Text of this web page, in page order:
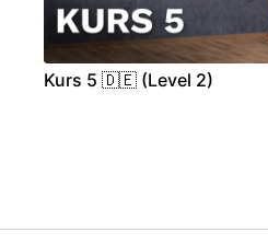
Kurs 5 🇩🇪 (Level 2)